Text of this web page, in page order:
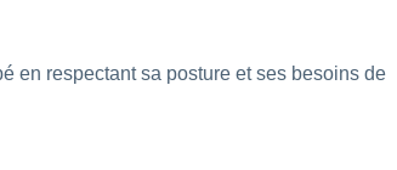
en respectant sa posture et ses besoins de